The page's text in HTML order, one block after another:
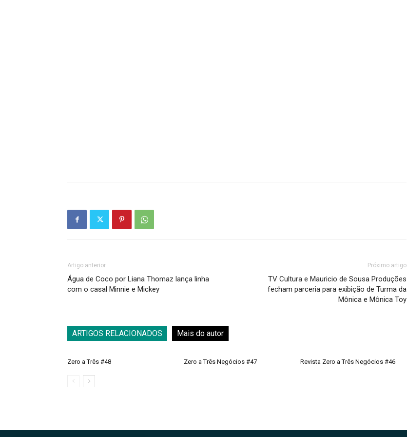
Artigo anterior
Água de Coco por Liana Thomaz lança linha
com o casal Minnie e Mickey
Próximo artigo
TV Cultura e Mauricio de Sousa Produções
fecham parceria para exibição de Turma da
Mônica e Mônica Toy
ARTIGOS RELACIONADOS Mais do autor
Zero a Três #48 Zero a Três Negócios #47 Revista Zero a Três Negócios #46